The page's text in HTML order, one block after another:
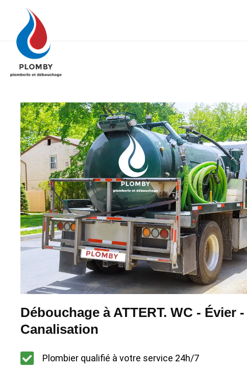
Débouchage à ATTERT. WC - Évier -
Canalisation
Plombier qualifié à votre service 24h/7